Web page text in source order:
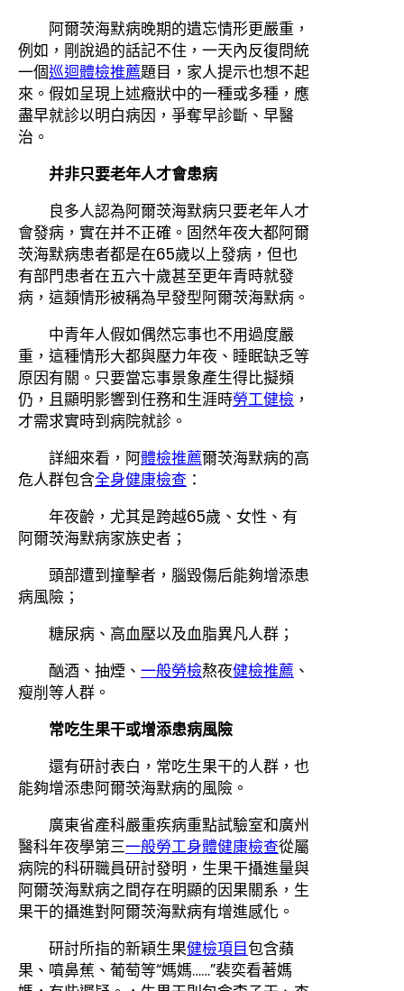
阿爾茨海默病晚期的遺忘情形更嚴重，
例如，剛說過的話記不住，一天內反復問統
一個巡迴體檢推薦題目，家人提示也想不起
來。假如呈現上述癥狀中的一種或多種，應
盡早就診以明白病因，爭奪早診斷、早醫
治。
并非只要老年人才會患病
良多人認為阿爾茨海默病只要老年人才
會發病，實在并不正確。固然年夜大都阿爾
茨海默病患者都是在65歲以上發病，但也
有部門患者在五六十歲甚至更年青時就發
病，這類情形被稱為早發型阿爾茨海默病。
中青年人假如偶然忘事也不用過度嚴
重，這種情形大都與壓力年夜、睡眠缺乏等
原因有關。只要當忘事景象產生得比擬頻
仍，且顯明影響到任務和生涯時勞工健檢 ，
才需求實時到病院就診。
詳細來看，阿體檢推薦爾茨海默病的高
危人群包含全身健康檢查 ：
年夜齡，尤其是跨越65歲、女性、有
阿爾茨海默病家族史者；
頭部遭到撞擊者，腦毀傷后能夠增添患
病風險；
糖尿病、高血壓以及血脂異凡人群；
酗酒、抽煙、 一般勞檢熬夜健檢推薦 、
瘦削等人群。
常吃生果干或增添患病風險
還有研討表白，常吃生果干的人群，也
能夠增添患阿爾茨海默病的風險。
廣東省產科嚴重疾病重點試驗室和廣州
醫科年夜學第三一般勞工身體健康檢查從屬
病院的科研職員研討發明，生果干攝進量與
阿爾茨海默病之間存在明顯的因果關系，生
果干的攝進對阿爾茨海默病有增進感化。
研討所指的新穎生果健檢項目包含蘋
果、噴鼻蕉、葡萄等“媽媽……”裴奕看著媽